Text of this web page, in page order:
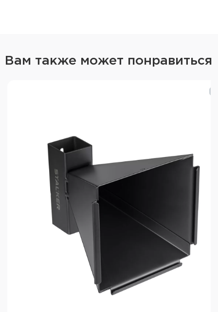
Вам также может понравиться